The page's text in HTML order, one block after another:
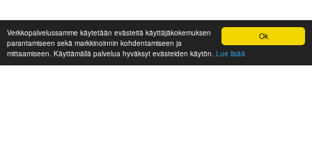
Ok
Verkkopalvelussamme käytetään evästeitä käyttäjäkokemuksen
parantamiseen sekä markkinoinnin kohdentamiseen ja
mittaamiseen. Käyttämällä palvelua hyväksyt evästeiden käytön. Lue lisää